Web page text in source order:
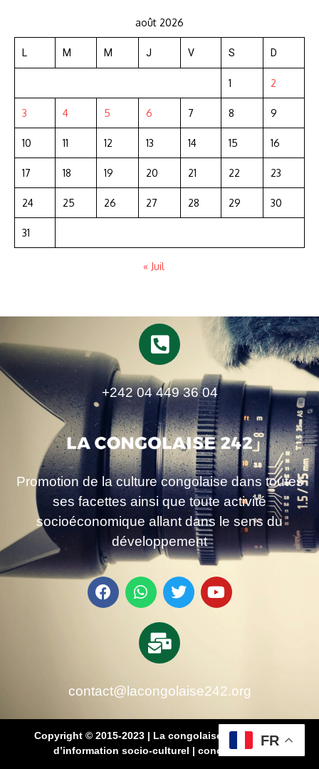
août 2026
L M M J V S D
1 2
3 4 5 6 7 8 9
10 11 12 13 14 15 16
17 18 19 20 21 22 23
24 25 26 27 28 29 30
31
« Juil
+242 04 449 36 04
Promotion de la culture congolaise dans toutes
ses facettes ainsi que toute activité
socioéconomique allant dans le sens du
développement
contact@lacongolaise242.org
Copyright © 2015-2023 | La congolaise 242 – média
d’information socio-culturel | conçu par SB
FR